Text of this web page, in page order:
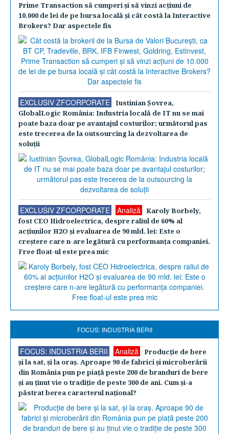
Prime Transaction să cumperi şi să vinzi acţiuni de
10.000 de lei de pe bursa locală şi cât costă la Interactive
Brokers? Dar aspectele fis
EXCLUSIV ZFCORPORATE
Iustinian Şovrea,
GlobalLogic România: Industria locală de IT nu se mai
poate baza doar pe avantajul costurilor; următorul pas
este trecerea de la outsourcing la dezvoltarea de
soluţii
EXCLUSIV ZFCORPORATE Analiză
Karoly Borbely,
fost CEO Hidroelectrica, despre raliul de 60% al
acţiunilor H2O şi evaluarea de 90 mld. lei: Este o
creştere care n-are legătură cu performanţa companiei.
Free float-ul este prea mic
FOCUS: INDUSTRIA BERII
FOCUS: INDUSTRIA BERII Analiză
Producţie de bere
şi la sat, şi la oraş. Aproape 90 de fabrici şi microberării
din România pun pe piaţă peste 200 de branduri de bere
şi au ţinut vie o tradiţie de peste 300 de ani. Cum şi-a
păstrat berea caracterul naţional?